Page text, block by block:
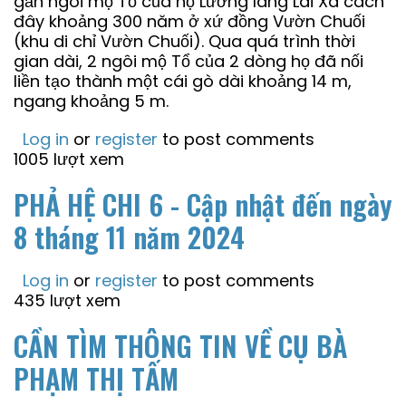
đây khoảng 300 năm ở xứ đồng Vườn Chuối
(khu di chỉ Vườn Chuối). Qua quá trình thời
gian dài, 2 ngôi mộ Tổ của 2 dòng họ đã nối
liền tạo thành một cái gò dài khoảng 14 m,
ngang khoảng 5 m.
Log in or register to post comments
1005 lượt xem
PHẢ HỆ CHI 6 - Cập nhật đến ngày
8 tháng 11 năm 2024
Log in or register to post comments
435 lượt xem
CẦN TÌM THÔNG TIN VỀ CỤ BÀ
PHẠM THỊ TẤM